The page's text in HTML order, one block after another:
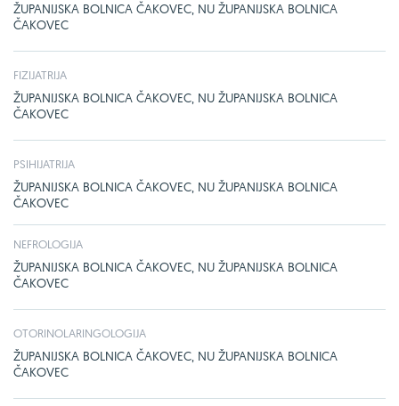
ŽUPANIJSKA BOLNICA ČAKOVEC, NU ŽUPANIJSKA BOLNICA
ČAKOVEC
FIZIJATRIJA
ŽUPANIJSKA BOLNICA ČAKOVEC, NU ŽUPANIJSKA BOLNICA
ČAKOVEC
PSIHIJATRIJA
ŽUPANIJSKA BOLNICA ČAKOVEC, NU ŽUPANIJSKA BOLNICA
ČAKOVEC
NEFROLOGIJA
ŽUPANIJSKA BOLNICA ČAKOVEC, NU ŽUPANIJSKA BOLNICA
ČAKOVEC
OTORINOLARINGOLOGIJA
ŽUPANIJSKA BOLNICA ČAKOVEC, NU ŽUPANIJSKA BOLNICA
ČAKOVEC